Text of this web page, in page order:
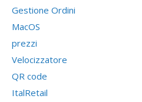
Gestione Ordini
MacOS
prezzi
Velocizzatore
QR code
ItalRetail